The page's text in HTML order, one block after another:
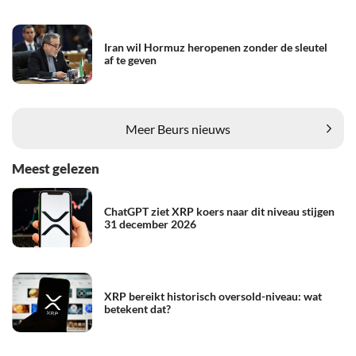
Iran wil Hormuz heropenen zonder de sleutel
af te geven
Meer Beurs nieuws
Meest gelezen
ChatGPT ziet XRP koers naar dit niveau stijgen
31 december 2026
XRP bereikt historisch oversold-niveau: wat
betekent dat?